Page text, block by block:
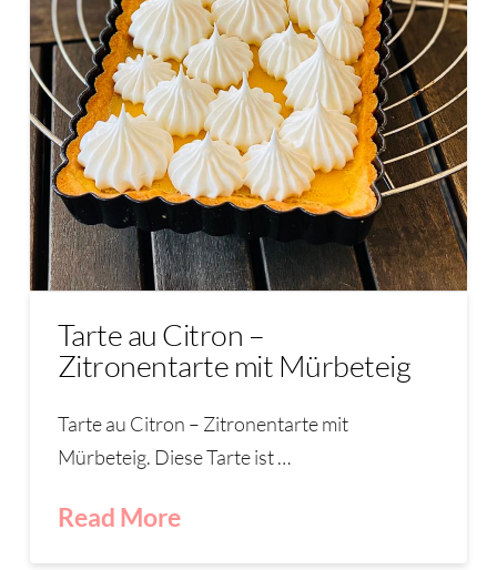
Tarte au Citron –
Zitronentarte mit Mürbeteig
Tarte au Citron – Zitronentarte mit
Mürbeteig. Diese Tarte ist …
Read More